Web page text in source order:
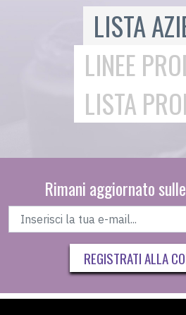
LISTA
LINEE
LISTA
Rimani aggiornato
REGISTRATI ALLA